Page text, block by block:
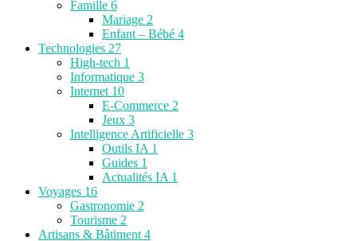
Famille 6
Mariage 2
Enfant – Bébé 4
Technologies 27
High-tech 1
Informatique 3
Internet 10
E-Commerce 2
Jeux 3
Intelligence Artificielle 3
Outils IA 1
Guides 1
Actualités IA 1
Voyages 16
Gastronomie 2
Tourisme 2
Artisans & Bâtiment 4